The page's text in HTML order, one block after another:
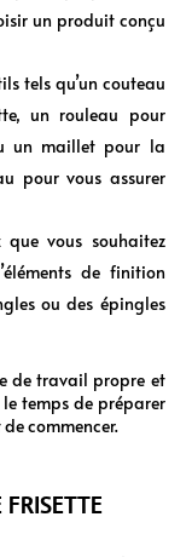
un produit conçu
tels qu’un couteau
un rouleau pour
un maillet pour la
pour vous assurer
vous souhaitez
de finition
ou des épingles
de travail propre et
le temps de préparer
commencer.
FRISETTE